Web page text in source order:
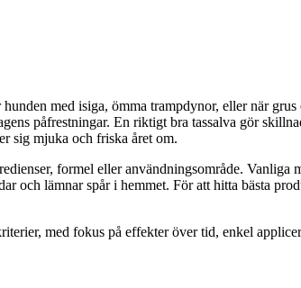
med isiga, ömma trampdynor, eller när
påfrestningar. En riktigt bra tassalva gör
sig mjuka och friska året om.
formel eller användningsområde.
och lämnar spår i hemmet. För att hitta bästa
med fokus på effekter över tid, enkel